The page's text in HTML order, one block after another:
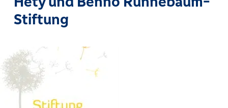
Stiftung